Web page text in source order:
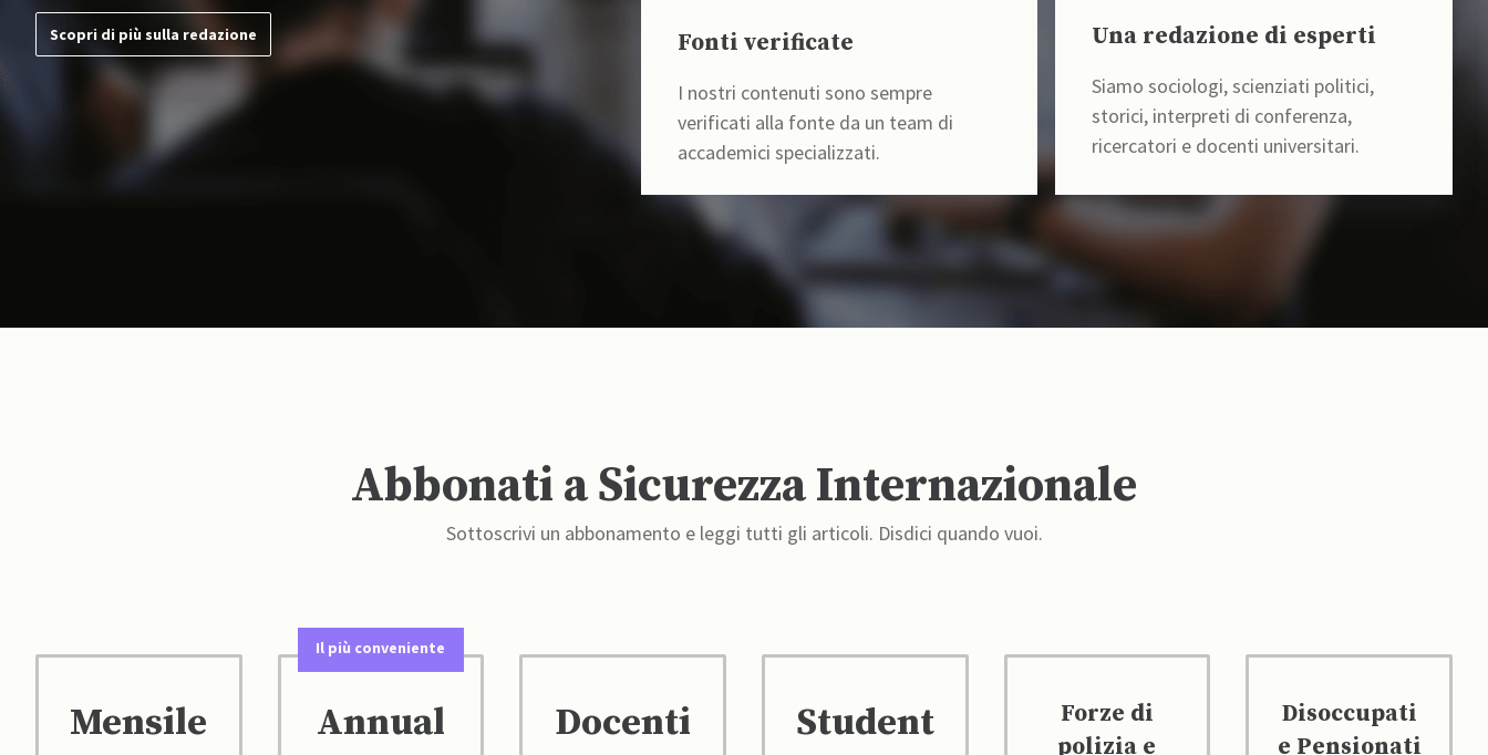
Scopri di più sulla redazione Fonti verificate
I nostri contenuti sono sempre
verificati alla fonte da un team di
accademici specializzati.
Una redazione di esperti
Siamo sociologi, scienziati politici,
storici, interpreti di conferenza,
ricercatori e docenti universitari.
Abbonati a Sicurezza Internazionale
Sottoscrivi un abbonamento e leggi tutti gli articoli. Disdici quando vuoi.
Mensile
Il più conveniente
Annual
Docenti
Student
Forze di
polizia e
Disoccupati
e Pensionati